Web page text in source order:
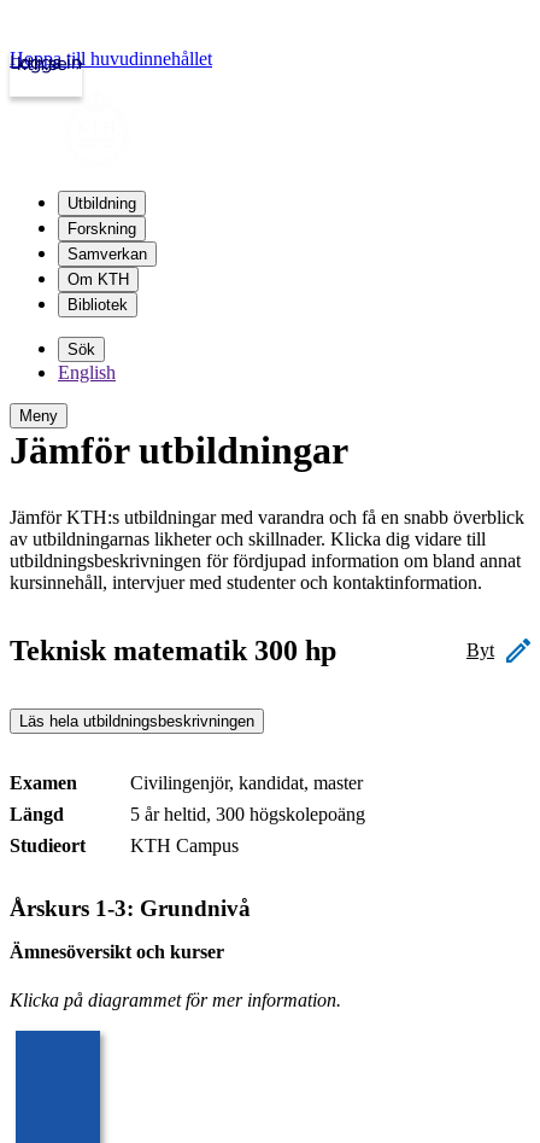
kth.se
Logga in
Hoppa till huvudinnehållet
Utbildning
Forskning
Samverkan
Om KTH
Bibliotek
Sök
English
Meny
Jämför utbildningar
Jämför KTH:s utbildningar med varandra och få en snabb överblick
av utbildningarnas likheter och skillnader. Klicka dig vidare till
utbildningsbeskrivningen för fördjupad information om bland annat
kursinnehåll, intervjuer med studenter och kontaktinformation.
Teknisk matematik 300 hp Byt
Läs hela utbildningsbeskrivningen
Examen
Civilingenjör, kandidat, master
Längd
5 år heltid, 300 högskolepoäng
Studieort
KTH Campus
Årskurs 1-3: Grundnivå
Ämnesöversikt och kurser
Klicka på diagrammet för mer information.